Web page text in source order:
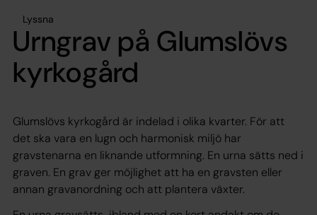
Lyssna
Urngrav på Glumslövs
kyrkogård
Glumslövs kyrkogård är indelad i olika kvarter. För att
det ska vara en lugn och harmonisk miljö har
gravstenarna en liknande utformning. En urna sätts ned i
graven. En grav ger möjlighet att ha en gravsten eller
annan gravanordning och att plantera växter.